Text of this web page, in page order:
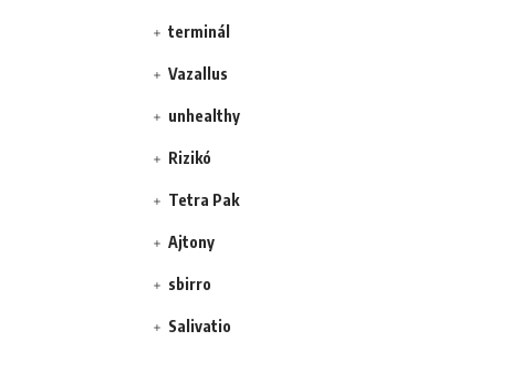
terminál
Vazallus
unhealthy
Rizikó
Tetra Pak
Ajtony
sbirro
Salivatio